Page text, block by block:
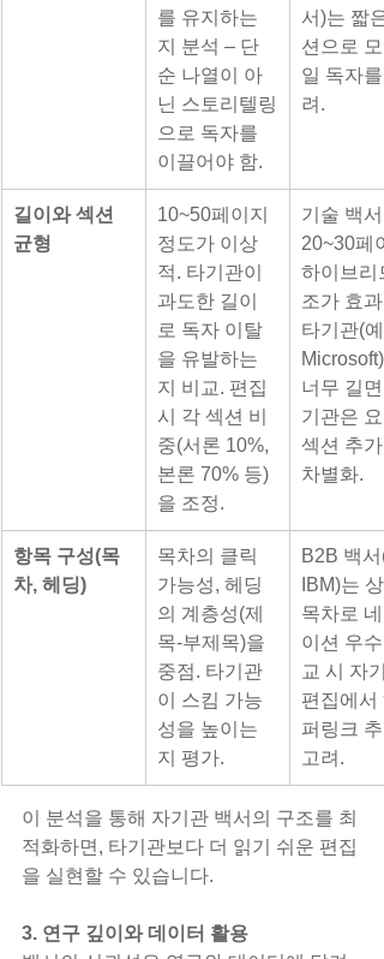
를 유지하는
지 분석 – 단
순 나열이 아
닌 스토리텔링
으로 독자를
이끌어야 함.
서)는 짧
션으로 모
일 독자를
려.
길이와 섹션
균형
10~50페이지
정도가 이상
적. 타기관이
과도한 길이
로 독자 이탈
을 유발하는
지 비교. 편집
시 각 섹션 비
중(서론 10%,
본론 70% 등)
을 조정.
기술 백서
20~30페
하이브리
조가 효과
타기관(예:
Microsoft)
너무 길면
기관은 요
섹션 추가
차별화.
항목 구성(목
차, 헤딩)
목차의 클릭
가능성, 헤딩
의 계층성(제
목-부제목)을
중점. 타기관
이 스킴 가능
성을 높이는
지 평가.
B2B 백서
IBM)는
목차로 네
이션 우수;
교 시 자
편집에서
퍼링크 추
고려.
이 분석을 통해 자기관 백서의 구조를 최
적화하면, 타기관보다 더 읽기 쉬운 편집
을 실현할 수 있습니다.
3. 연구 깊이와 데이터 활용